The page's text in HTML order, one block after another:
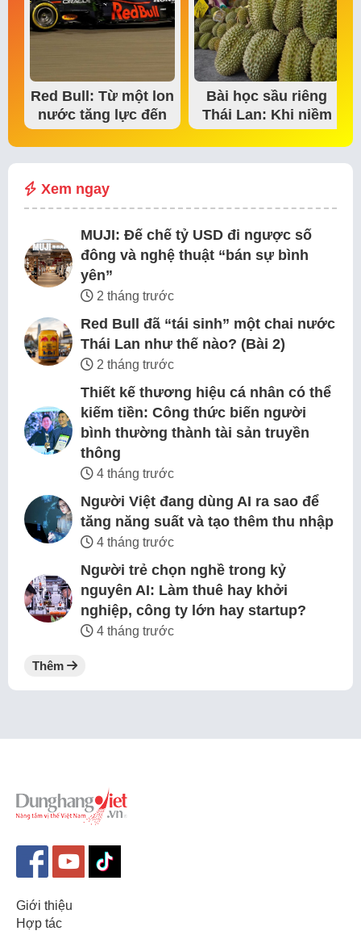
Red Bull: Từ một lon
nước tăng lực đến
đế chế thể…
Bài học sầu riêng
Thái Lan: Khi niềm
tin thị trường bắt…
Xem ngay
MUJI: Đế chế tỷ USD đi ngược số
đông và nghệ thuật “bán sự bình
yên”
2 tháng trước
Red Bull đã “tái sinh” một chai nước
Thái Lan như thế nào? (Bài 2)
2 tháng trước
Thiết kế thương hiệu cá nhân có thể
kiếm tiền: Công thức biến người
bình thường thành tài sản truyền
thông
4 tháng trước
Người Việt đang dùng AI ra sao để
tăng năng suất và tạo thêm thu nhập
4 tháng trước
Người trẻ chọn nghề trong kỷ
nguyên AI: Làm thuê hay khởi
nghiệp, công ty lớn hay startup?
4 tháng trước
Thêm
Giới thiệu
Hợp tác